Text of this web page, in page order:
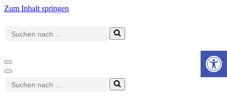
Zum Inhalt springen
Suchen
nach …
Navigationsmenü
Navigationsmenü
Suchen
nach …